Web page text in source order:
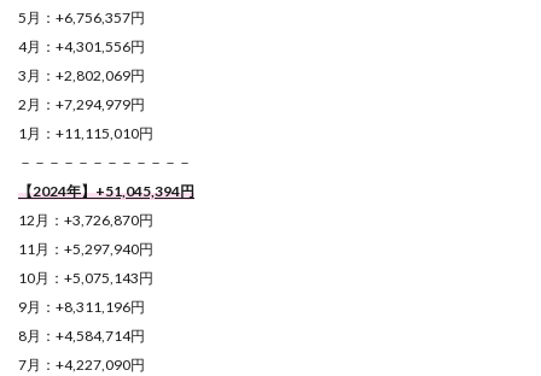
5月：+6,756,357円
4月：+4,301,556円
3月：+2,802,069円
2月：+7,294,979円
1月：+11,115,010円
－－－－－－－－－－－－
【2024年】+51,045,394円
12月：+3,726,870円
11月：+5,297,940円
10月：+5,075,143円
9月：+8,311,196円
8月：+4,584,714円
7月：+4,227,090円